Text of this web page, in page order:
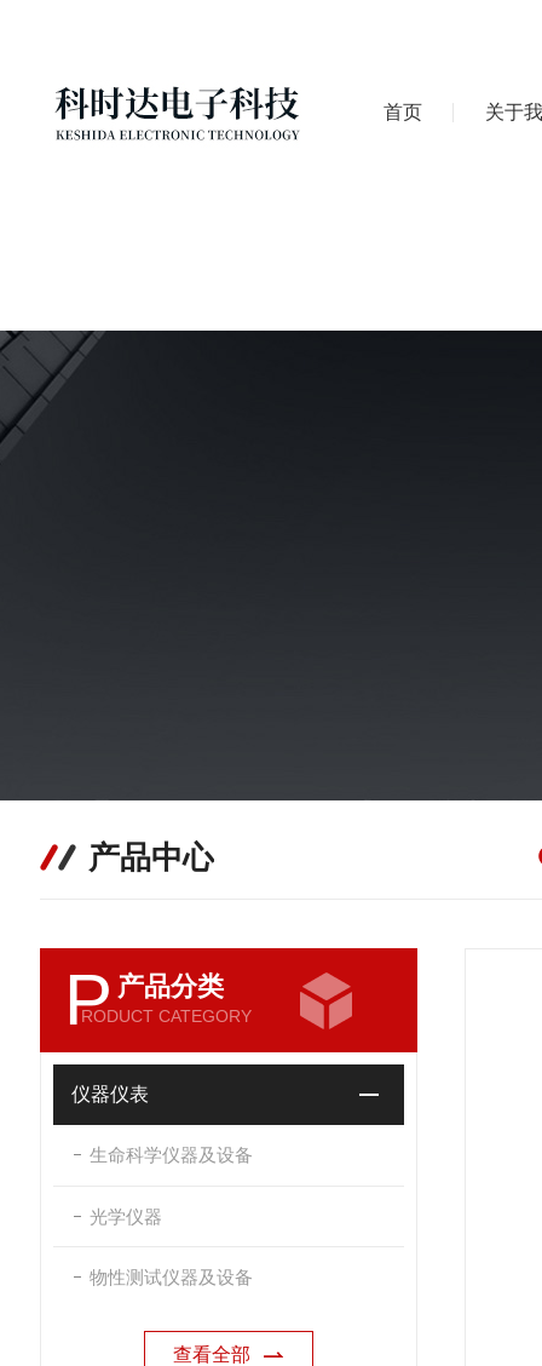
首页 关于
产品中心
P 产品分类
RODUCT CATEGORY
仪器仪表
生命科学仪器及设备
光学仪器
物性测试仪器及设备
查看全部